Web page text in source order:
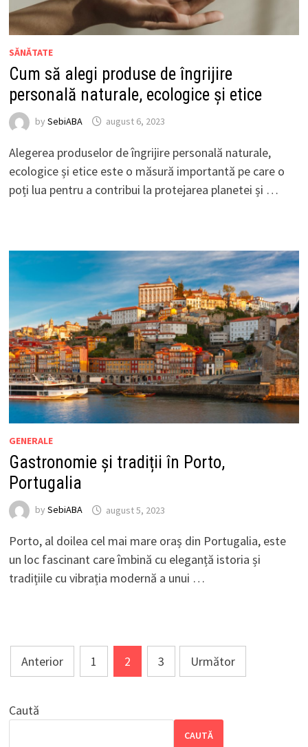
SĂNĂTATE
Cum să alegi produse de îngrijire
personală naturale, ecologice și etice
by SebiABA august 6, 2023
Alegerea produselor de îngrijire personală naturale,
ecologice și etice este o măsură importantă pe care o
poți lua pentru a contribui la protejarea planetei și …
GENERALE
Gastronomie și tradiții în Porto,
Portugalia
by SebiABA august 5, 2023
Porto, al doilea cel mai mare oraș din Portugalia, este
un loc fascinant care îmbină cu eleganță istoria și
tradițiile cu vibrația modernă a unui …
Paginație
articole
Anterior 1 2 3 Următor
Caută
CAUTĂ